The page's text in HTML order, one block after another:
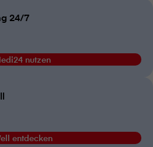
24/7
nutzen
entdecken